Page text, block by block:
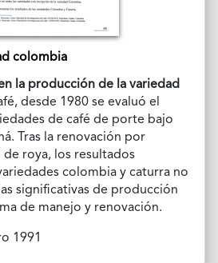
colombia
la producción de la variedad
desde 1980 se evaluó el
de café de porte bajo
Tras la renovación por
roya, los resultados
colombia y caturra no
significativas de producción
de manejo y renovación.
1991